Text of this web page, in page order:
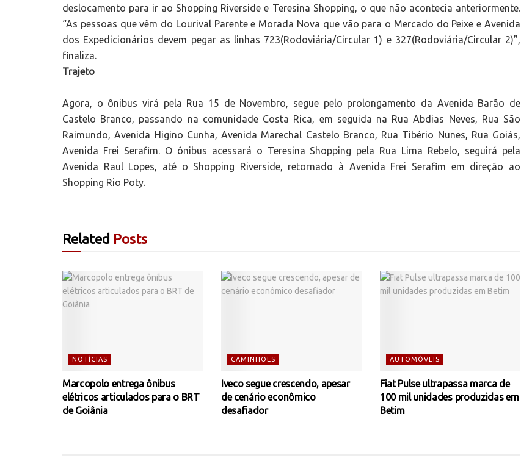
deslocamento para ir ao Shopping Riverside e Teresina Shopping, o que não acontecia anteriormente.
“As pessoas que vêm do Lourival Parente e Morada Nova que vão para o Mercado do Peixe e Avenida
dos Expedicionários devem pegar as linhas 723(Rodoviária/Circular 1) e 327(Rodoviária/Circular 2)”,
finaliza.
Trajeto
Agora, o ônibus virá pela Rua 15 de Novembro, segue pelo prolongamento da Avenida Barão de
Castelo Branco, passando na comunidade Costa Rica, em seguida na Rua Abdias Neves, Rua São
Raimundo, Avenida Higino Cunha, Avenida Marechal Castelo Branco, Rua Tibério Nunes, Rua Goiás,
Avenida Frei Serafim. O ônibus acessará o Teresina Shopping pela Rua Lima Rebelo, seguirá pela
Avenida Raul Lopes, até o Shopping Riverside, retornado à Avenida Frei Serafim em direção ao
Shopping Rio Poty.
Related Posts
NOTÍCIAS
Marcopolo entrega ônibus
elétricos articulados para o BRT
de Goiânia
CAMINHÕES
Iveco segue crescendo, apesar
de cenário econômico
desafiador
AUTOMÓVEIS
Fiat Pulse ultrapassa marca de
100 mil unidades produzidas em
Betim